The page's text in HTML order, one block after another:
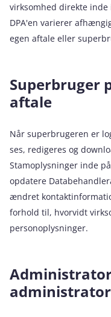
virksomhed direkte inde
DPA'en varierer
egen aftale eller
Superbruger
aftale
Når superbrugeren er
ses, redigeres og
Stamoplysninger inde
opdatere
ændret
forhold til, hvorvidt
personoplysninger.